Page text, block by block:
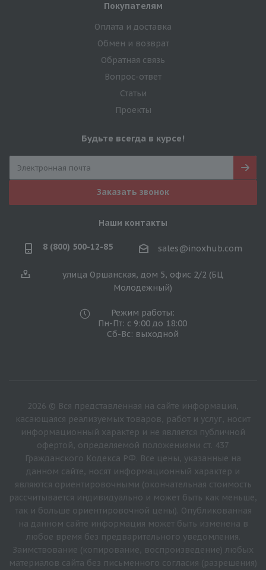
Покупателям
Оплата и доставка
Обмен и возврат
Обратная связь
Вопрос-ответ
Статьи
Проекты
Будьте всегда в курсе!
Заказать звонок
Наши контакты
8 (800) 500-12-85 sales@inoxhub.com
улица Оршанская, дом 5, офис 2/2 (БЦ
Молодежный)
Режим работы:
Пн-Пт: с 9:00 до 18:00
Сб-Вс: выходной
2026 © Вся представленная на сайте информация,
касающаяся реализуемых товаров, работ и услуг, носит
информационный характер и не является публичной
офертой, определяемой положениями ст. 437
Гражданского Кодекса РФ. Все цены, указанные на
данном сайте, носят информационный характер и
являются ориентировочными (окончательная стоимость
рассчитывается индивидуально и может быть как меньше,
так и больше ориентировочной цены). Опубликованная
на данном сайте информация может быть изменена в
любое время без предварительного уведомления.
Заимствование (копирование, воспроизведение) любых
материалов сайта без письменного согласия (разрешения)